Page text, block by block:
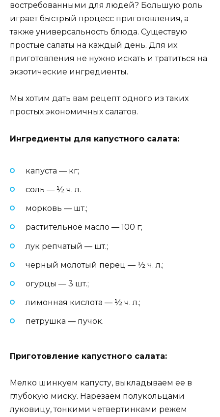
востребованными для людей? Большую роль
играет быстрый процесс приготовления, а
также универсальность блюда. Существую
простые салаты на каждый день. Для их
приготовления не нужно искать и тратиться на
экзотические ингредиенты.
Мы хотим дать вам рецепт одного из таких
простых экономичных салатов.
Ингредиенты для капустного салата:
капуста — кг;
соль — ½ ч. л.
морковь — шт.;
растительное масло — 100 г;
лук репчатый — шт.;
черный молотый перец — ½ ч. л.;
огурцы — 3 шт.;
лимонная кислота — ½ ч. л.;
петрушка — пучок.
Приготовление капустного салата:
Мелко шинкуем капусту, выкладываем ее в
глубокую миску. Нарезаем полукольцами
луковицу, тонкими четвертинками режем